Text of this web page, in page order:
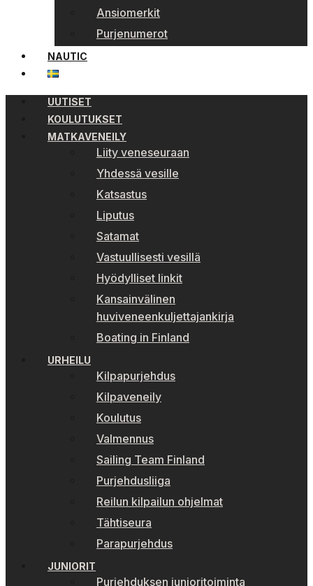
Ansiomerkit
Purjenumerot
NAUTIC
UUTISET
KOULUTUKSET
MATKAVENEILY
Liity veneseuraan
Yhdessä vesille
Katsastus
Liputus
Satamat
Vastuullisesti vesillä
Hyödylliset linkit
Kansainvälinen
huviveneenkuljettajankirja
Boating in Finland
URHEILU
Kilpapurjehdus
Kilpaveneily
Koulutus
Valmennus
Sailing Team Finland
Purjehdusliiga
Reilun kilpailun ohjelmat
Tähtiseura
Parapurjehdus
JUNIORIT
Purjehduksen junioritoiminta